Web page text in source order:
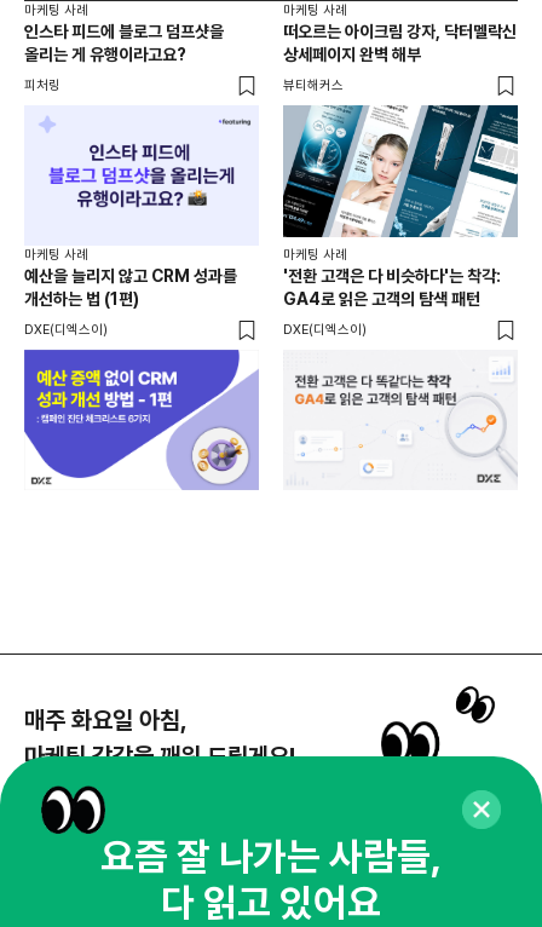
마케팅 사례
인스타 피드에 블로그 덤프샷을
올리는 게 유행이라고요?
피처링
마케팅 사례
떠오르는 아이크림 강자, 닥터멜락신
상세페이지 완벽 해부
뷰티해커스
마케팅 사례
예산을 늘리지 않고 CRM 성과를
개선하는 법 (1편)
DXE(디엑스이)
마케팅 사례
'전환 고객은 다 비슷하다'는 착각:
GA4로 읽은 고객의 탐색 패턴
DXE(디엑스이)
매주 화요일 아침,
마케팅 감각을 깨워 드릴게요!
65,043명의 마케터를 성장시키는 뉴스레터
뉴스레터 구독하기
요즘 잘 나가는 사람들,
다 읽고 있어요